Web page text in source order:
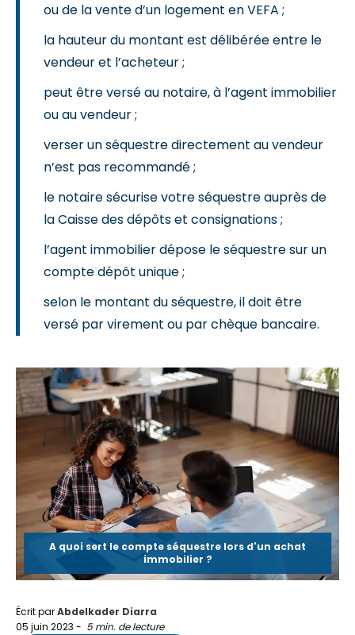
ou de la vente d’un logement en VEFA ;
la hauteur du montant est délibérée entre le
vendeur et l’acheteur ;
peut être versé au notaire, à l’agent immobilier
ou au vendeur ;
verser un séquestre directement au vendeur
n’est pas recommandé ;
le notaire sécurise votre séquestre auprès de
la Caisse des dépôts et consignations ;
l’agent immobilier dépose le séquestre sur un
compte dépôt unique ;
selon le montant du séquestre, il doit être
versé par virement ou par chèque bancaire.
A quoi sert le compte séquestre lors d'un achat
immobilier ?
Écrit parAbdelkader Diarra
05 juin 2023 - 5 min. de lecture